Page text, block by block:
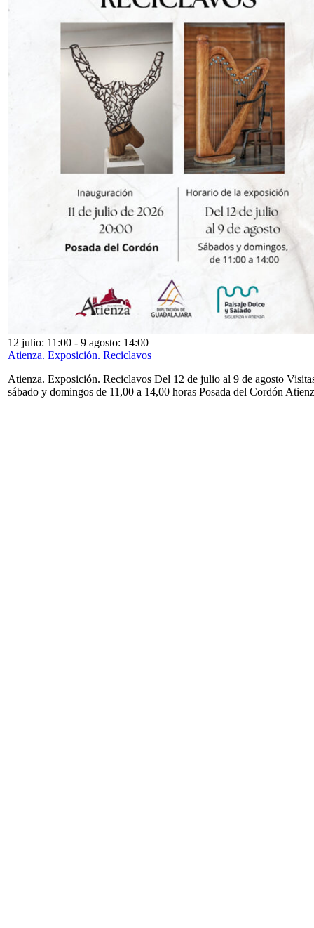
12 julio: 11:00 - 9 agosto: 14:00
Atienza. Exposición. Reciclavos
Atienza. Exposición. Reciclavos Del 12 de julio al 9 de agosto
sábado y domingos de 11,00 a 14,00 horas Posada del Cordón